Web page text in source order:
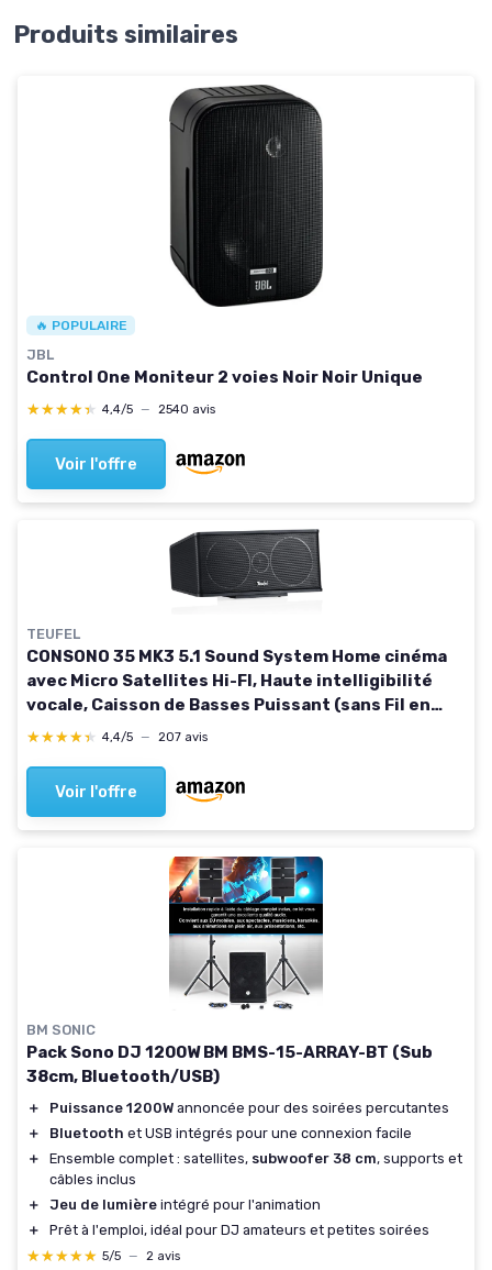
Produits similaires
🔥 POPULAIRE
JBL
Control One Moniteur 2 voies Noir Noir Unique
★★★★★
★★★★★ 4,4/5 — 2540 avis
Voir l'offre
TEUFEL
CONSONO 35 MK3 5.1 Sound System Home cinéma
avec Micro Satellites Hi-FI, Haute intelligibilité
vocale, Caisson de Basses Puissant (sans Fil en
Option) - Noir
★★★★★
★★★★★ 4,4/5 — 207 avis
Voir l'offre
BM SONIC
Pack Sono DJ 1200W BM BMS-15-ARRAY-BT (Sub
38cm, Bluetooth/USB)
＋ Puissance 1200W annoncée pour des soirées percutantes
＋
Bluetooth et USB intégrés pour une connexion facile
＋
Ensemble complet : satellites, subwoofer 38 cm, supports et
câbles inclus
＋
Jeu de lumière intégré pour l'animation
＋
Prêt à l'emploi, idéal pour DJ amateurs et petites soirées
★★★★★
★★★★★ 5/5 — 2 avis